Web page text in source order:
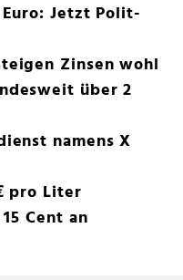
Jetzt Polit-
Zinsen wohl
über 2
namens X
pro Liter
Cent an